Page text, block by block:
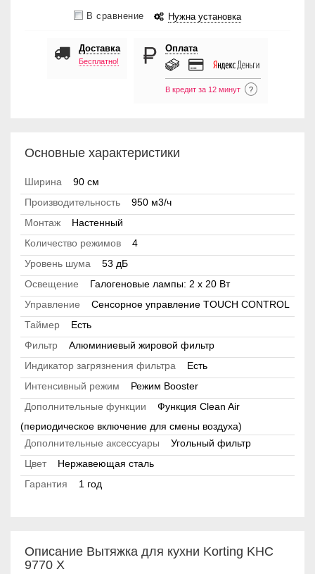
В сравнение Нужна установка
Доставка
Бесплатно!
Оплата
В кредит за 12 минут ?
Основные характеристики
Ширина
90 см
Производительность
950 м3/ч
Монтаж
Настенный
Количество режимов
4
Уровень шума
53 дБ
Освещение
Галогеновые лампы: 2 х 20 Вт
Управление
Сенсорное управление TOUCH CONTROL
Таймер
Есть
Фильтр
Алюминиевый жировой фильтр
Индикатор загрязнения фильтра
Есть
Интенсивный режим
Режим Booster
Дополнительные функции
Функция Clean Air
(периодическое включение для смены воздуха)
Дополнительные аксессуары
Угольный фильтр
Цвет
Нержавеющая сталь
Гарантия
1 год
Описание Вытяжка для кухни Korting KHC
9770 X